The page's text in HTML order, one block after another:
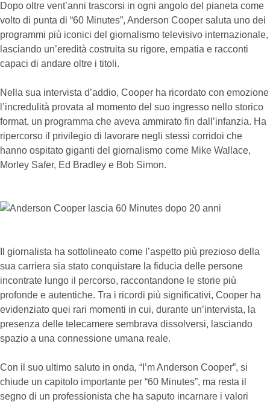
Dopo oltre vent’anni trascorsi in ogni angolo del pianeta come
volto di punta di “60 Minutes”, Anderson Cooper saluta uno dei
programmi più iconici del giornalismo televisivo internazionale,
lasciando un’eredità costruita su rigore, empatia e racconti
capaci di andare oltre i titoli.
Nella sua intervista d’addio, Cooper ha ricordato con emozione
l’incredulità provata al momento del suo ingresso nello storico
format, un programma che aveva ammirato fin dall’infanzia. Ha
ripercorso il privilegio di lavorare negli stessi corridoi che
hanno ospitato giganti del giornalismo come Mike Wallace,
Morley Safer, Ed Bradley e Bob Simon.
Il giornalista ha sottolineato come l’aspetto più prezioso della
sua carriera sia stato conquistare la fiducia delle persone
incontrate lungo il percorso, raccontandone le storie più
profonde e autentiche. Tra i ricordi più significativi, Cooper ha
evidenziato quei rari momenti in cui, durante un’intervista, la
presenza delle telecamere sembrava dissolversi, lasciando
spazio a una connessione umana reale.
Con il suo ultimo saluto in onda, “I’m Anderson Cooper”, si
chiude un capitolo importante per “60 Minutes”, ma resta il
segno di un professionista che ha saputo incarnare i valori